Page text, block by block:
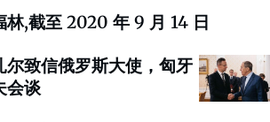
林,截至 2020 年 9 月 14 日
尔致信俄罗斯大使，匈牙
会谈